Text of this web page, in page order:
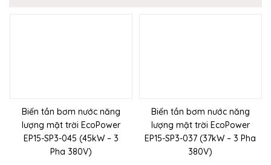
Biến tần bơm nước năng
lượng mặt trời EcoPower
EP15-SP3-045 (45kW – 3
Pha 380V)
Biến tần bơm nước năng
lượng mặt trời EcoPower
EP15-SP3-037 (37kW – 3 Pha
380V)